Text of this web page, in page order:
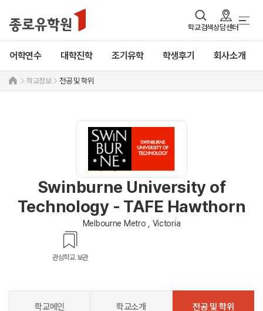
학교검색상담센터
어학연수 대학진학 조기유학 학생후기 회사소개
학교정보 전공 및 학위
Swinburne University of
Technology - TAFE Hawthorn
Melbourne Metro , Victoria
관심학교 보관
학교메인 학교소개 전공 및 학위